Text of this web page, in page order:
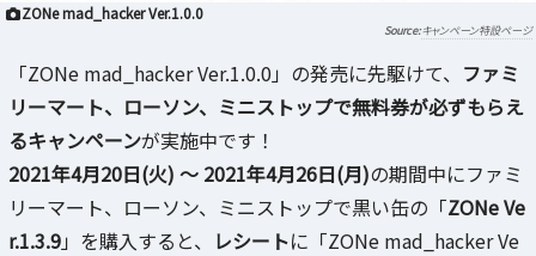
ZONe mad_hacker Ver.1.0.0
キャンペーン特設ページ
「ZONe mad_hacker Ver.1.0.0」の発売に先駆けて、 ファミ
リーマート、ローソン、ミニストップで無料券が必ずもらえ
るキャンペーンが実施中です！
2021年4月20日(火) ～ 2021年4月26日(月)の期間中にファミ
リーマート、ローソン、ミニストップで黒い缶の「ZONe Ve
r.1.3.9」を購入すると、 レシートに「ZONe mad_hacker Ve